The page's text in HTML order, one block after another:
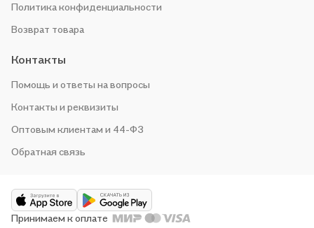
Политика конфиденциальности
Возврат товара
Контакты
Помощь и ответы на вопросы
Контакты и реквизиты
Оптовым клиентам и 44-ФЗ
Обратная связь
Принимаем к оплате